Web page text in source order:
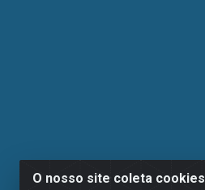
O nosso site coleta